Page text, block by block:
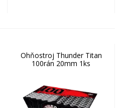
Ohňostroj Thunder Titan
100rán 20mm 1ks